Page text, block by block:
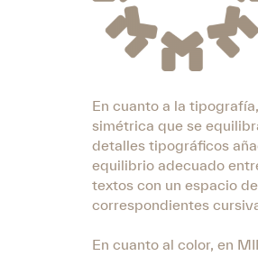
En cuanto a la
simétrica que se
detalles tipográficos
equilibrio adecuado
textos con un espacio
correspondientes
En cuanto al color, en